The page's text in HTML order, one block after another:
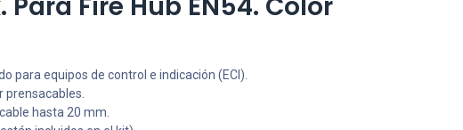
para equipos de control e indicación (ECI).
prensacables.
hasta 20 mm.